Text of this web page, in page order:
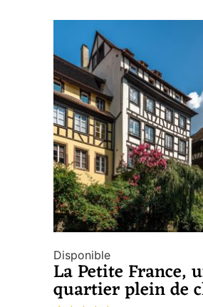
Disponible
La Petite France,
quartier plein de